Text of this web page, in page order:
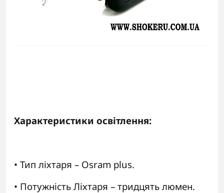
Характеристики освітлення:
• Тип ліхтаря – Osram plus.
• Потужність Ліхтаря – тридцять люмен.